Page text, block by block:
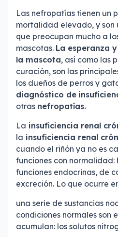
Las nefropatías tienen un
mortalidad elevado, y
que preocupan mucho a
mascotas. La esperanza
la mascota, así como las
curación, son las
los dueños de perros y
diagnóstico de
otras nefropatías.
La insuficiencia renal
la insuficiencia renal
cuando el riñón ya no es
funciones con normalidad:
funciones endocrinas, de
excreción. Lo que ocurre
una serie de sustancias
condiciones normales son
acumulan: los solutos